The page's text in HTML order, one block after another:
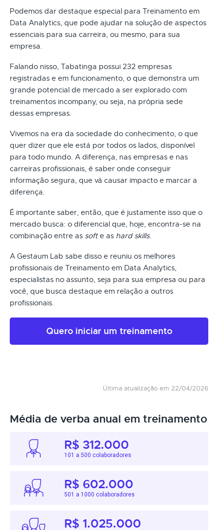
Podemos dar destaque especial para Treinamento em
Data Analytics, que pode ajudar na solução de aspectos
essenciais para sua carreira, ou mesmo, para sua
empresa.
Falando nisso, Tabatinga possui 232 empresas
registradas e em funcionamento, o que demonstra um
grande potencial de mercado a ser explorado com
treinamentos incompany, ou seja, na própria sede
dessas empresas.
Vivemos na era da sociedade do conhecimento, o que
quer dizer que ele está por todos os lados, disponível
para todo mundo. A diferença, nas empresas e nas
carreiras profissionais, é saber onde conseguir
informação segura, que vá causar impacto e marcar a
diferença.
É importante saber, então, que é justamente isso que o
mercado busca: o diferencial que, hoje, encontra-se na
combinação entre as softe as hard skills.
A Gestaum Lab sabe disso e reuniu os melhores
profissionais de Treinamento em Data Analytics,
especialistas no assunto, seja para sua empresa ou para
você, que busca destaque em relação a outros
profissionais.
Quero iniciar um treinamento
Última atualização em 22/04/2026
Média de verba anual em treinamento
R$ 312.000
101 a 500 colaboradores
R$ 602.000
501 a 1000 colaboradores
R$ 1.025.000